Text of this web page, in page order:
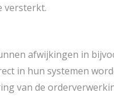
versterkt.
afwijkingen in
in hun systemen
van de